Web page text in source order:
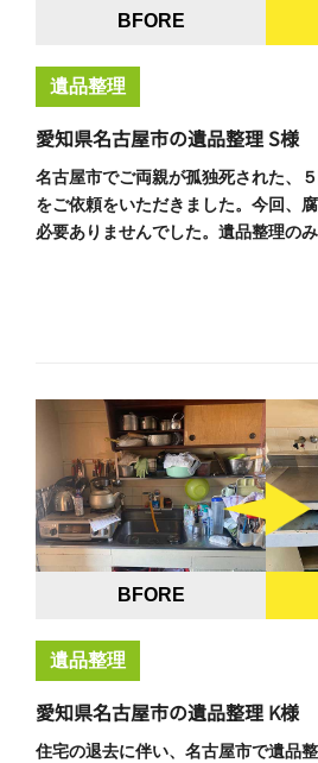
BFORE
遺品整理
愛知県名古屋市の遺品整理 S様
名古屋市でご両親が孤独死された、
をご依頼をいただきました。今回、
必要ありませんでした。遺品整理の
BFORE
遺品整理
愛知県名古屋市の遺品整理 K様
住宅の退去に伴い、名古屋市で遺品